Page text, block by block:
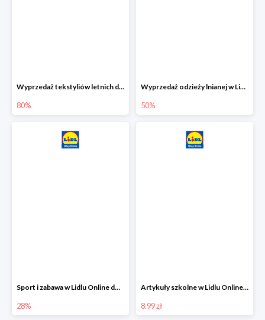
Wyprzedaż tekstyliów letnich dla dzieci w Lidlu Online do -80%
80%
Wyprzedaż odzieży lnianej w Lidlu Online do -50%
50%
Sport i zabawa w Lidlu Online do -28%
28%
Artykuły szkolne w Lidlu Online od 8,99 zł
8.99 zł